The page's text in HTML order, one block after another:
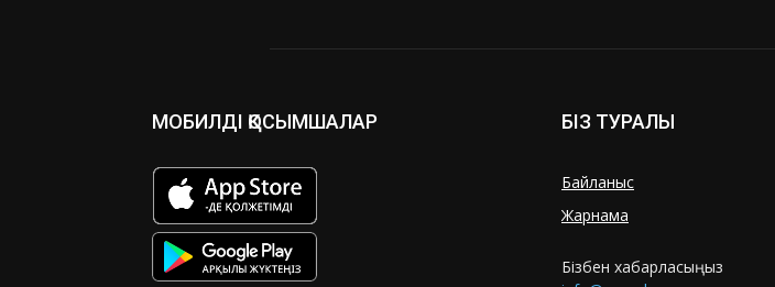
МОБИЛДІ ҚОСЫМШАЛАР БІЗ ТУРАЛЫ
Байланыс
Жарнама
Бізбен хабарласыңыз